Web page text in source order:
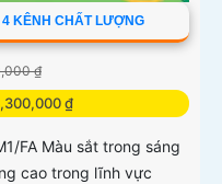
4 KÊNH CHẤT LƯỢNG
₫
₫
FA Màu sắt trong sáng
cao trong lĩnh vực